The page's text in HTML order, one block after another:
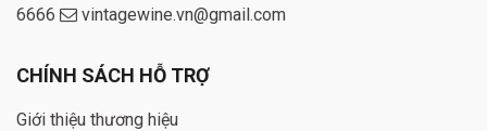
6666
vintagewine.vn@gmail.com
CHÍNH SÁCH HỖ TRỢ
Giới thiệu thương hiệu